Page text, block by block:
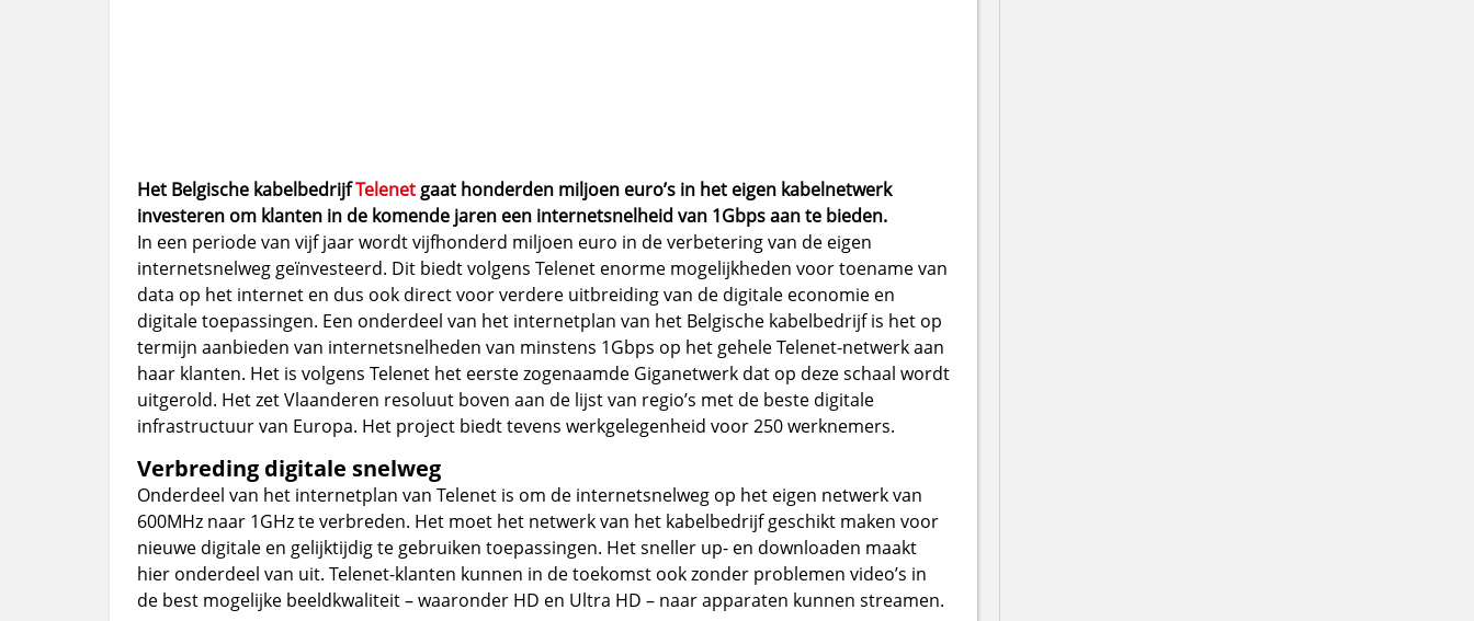
Het Belgische kabelbedrijfTelenet gaat honderden miljoen euro’s in het eigen kabelnetwerk
investeren om klanten in de komende jaren een internetsnelheid van 1Gbps aan te bieden.
In een periode van vijf jaar wordt vijfhonderd miljoen euro in de verbetering van de eigen
internetsnelweg geïnvesteerd. Dit biedt volgens Telenet enorme mogelijkheden voor toename van
data op het internet en dus ook direct voor verdere uitbreiding van de digitale economie en
digitale toepassingen. Een onderdeel van het internetplan van het Belgische kabelbedrijf is het op
termijn aanbieden van internetsnelheden van minstens 1Gbps op het gehele Telenet-netwerk aan
haar klanten. Het is volgens Telenet het eerste zogenaamde Giganetwerk dat op deze schaal wordt
uitgerold. Het zet Vlaanderen resoluut boven aan de lijst van regio’s met de beste digitale
infrastructuur van Europa. Het project biedt tevens werkgelegenheid voor 250 werknemers.
Verbreding digitale snelweg
Onderdeel van het internetplan van Telenet is om de internetsnelweg op het eigen netwerk van
600MHz naar 1GHz te verbreden. Het moet het netwerk van het kabelbedrijf geschikt maken voor
nieuwe digitale en gelijktijdig te gebruiken toepassingen. Het sneller up- en downloaden maakt
hier onderdeel van uit. Telenet-klanten kunnen in de toekomst ook zonder problemen video’s in
de best mogelijke beeldkwaliteit – waaronder HD en Ultra HD – naar apparaten kunnen streamen.